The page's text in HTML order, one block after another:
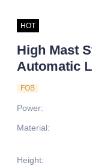
HOT
High Mast
Automatic
Heights Hot
FOB
Power:
Material:
Height: